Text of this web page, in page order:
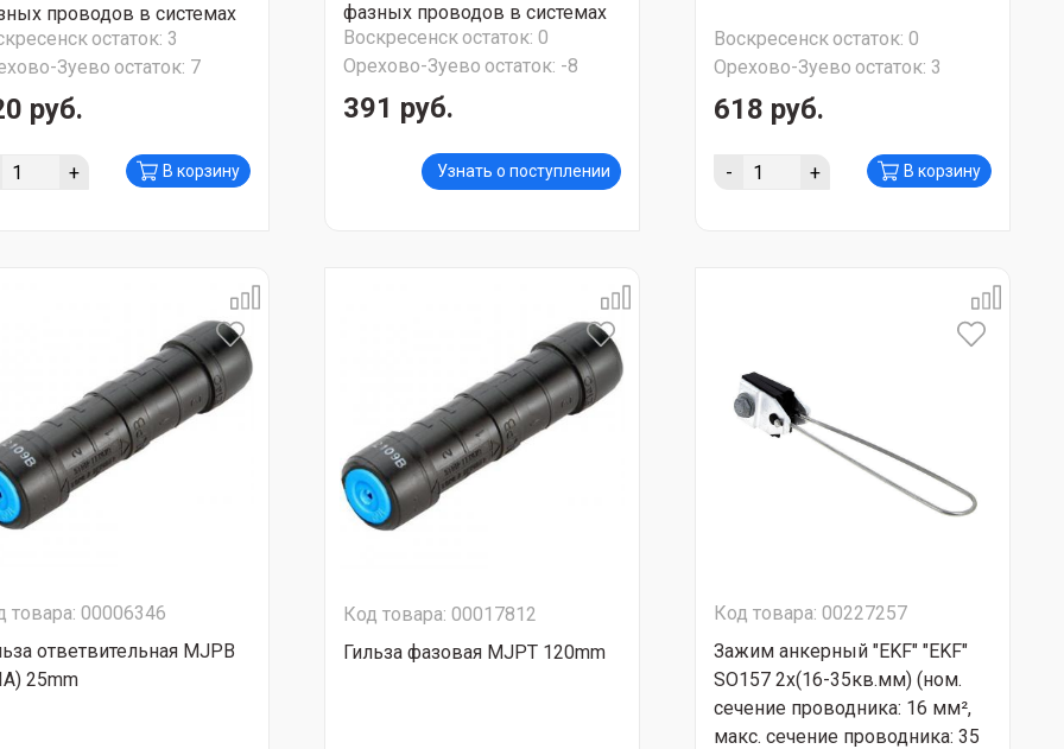
проводов в системах
с несущей нейтралью)
23-D70
остаток: 3
Зуево остаток: 7
руб.
+ В корзину
фазных проводов в системах
СИП с несущей нейтралью)
UZA-23-D95
Воскресенскостаток: 0
Орехово-Зуево остаток: -8
391 руб.
Узнать о поступлении
Воскресенскостаток: 0
Орехово-Зуево остаток: 3
618 руб.
- + В корзину
товара: 00006346
ответвительная MJPB
25mm
Код товара: 00017812
Гильза фазовая MJPT 120mm
Код товара: 00227257
Зажим анкерный "EKF" "EKF"
SO157 2х(16-35кв.мм) (ном.
сечение проводника: 16 мм²,
макс. сечение проводника: 35